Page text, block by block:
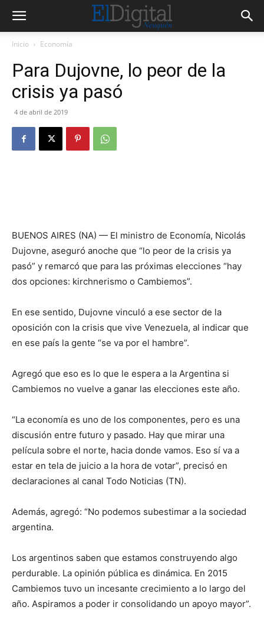
Inicio Economía
Para Dujovne, lo peor de la
crisis ya pasó
4 de abril de 2019
BUENOS AIRES (NA) — El ministro de Economía, Nicolás
Dujovne, aseguró anoche que “lo peor de la crisis ya
pasó” y remarcó que para las próximas elecciones “hay
dos opciones: kirchnerismo o Cambiemos”.
En ese sentido, Dujovne vinculó a ese sector de la
oposición con la crisis que vive Venezuela, al indicar que
en ese país la gente “se va por el hambre”.
Agregó que eso es lo que le espera a la Argentina si
Cambiemos no vuelve a ganar las elecciones este año.
“La economía es uno de los componentes, pero es una
discusión entre futuro y pasado. Hay que mirar una
película sobre el norte, hacia donde vamos. Eso sí va a
estar en tela de juicio a la hora de votar”, precisó en
declaraciones al canal Todo Noticias (TN).
Además, agregó: “No podemos subestimar a la sociedad
argentina.
Los argentinos saben que estamos construyendo algo
perdurable. La opinión pública es dinámica. En 2015
Cambiemos tuvo un incesante crecimiento a lo largo del
año. Aspiramos a poder ir consolidando un apoyo mayor”.